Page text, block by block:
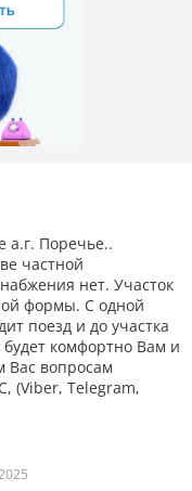
а.г. Поречье..
частной
нет. Участок
формы. С одной
поезд и до участка
комфортно Вам и
вопросам
(Viber, Telegram,